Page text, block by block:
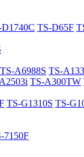
TS-D65F
TS-A6988S TS-
TS-A300TW
TS-G1310S TS-
7150F